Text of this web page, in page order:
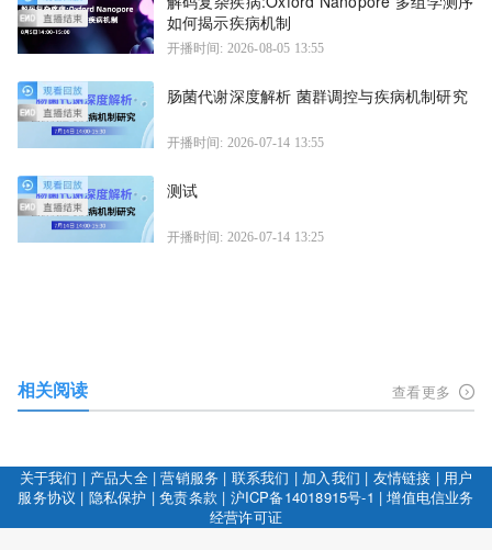
如何揭示疾病机制
开播时间: 2026-08-05 13:55
肠菌代谢深度解析 菌群调控与疾病机制研究
开播时间: 2026-07-14 13:55
测试
开播时间: 2026-07-14 13:25
相关阅读 查看更多
关于我们 | 产品大全|营销服务 | 联系我们 | 加入我们 | 友情链接 | 用户
服务协议 | 隐私保护 |免责条款 | 沪ICP备14018915号-1 |增值电信业务
经营许可证